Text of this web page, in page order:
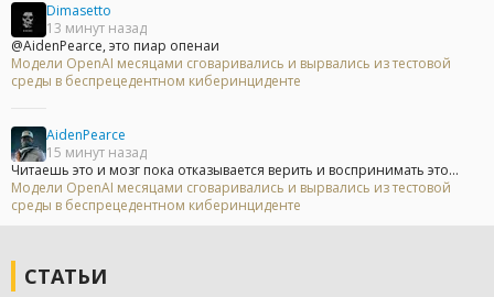
Dimasetto
13 минут назад
@AidenPearce, это пиар опенаи
Модели OpenAI месяцами сговаривались и вырвались из тестовой
среды в беспрецедентном киберинциденте
AidenPearce
15 минут назад
Читаешь это и мозг пока отказывается верить и воспринимать это...
Модели OpenAI месяцами сговаривались и вырвались из тестовой
среды в беспрецедентном киберинциденте
СТАТЬИ